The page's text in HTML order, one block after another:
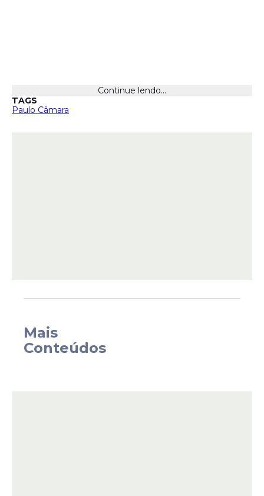
Continue lendo...
TAGS
Paulo Câmara
Mais
Conteúdos